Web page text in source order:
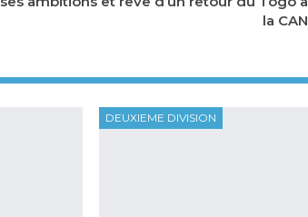
la CAN
DEUXIEME DIVISION